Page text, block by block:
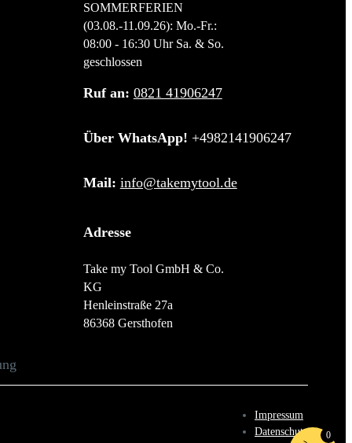
SOMMERFERIEN
(03.08.-11.09.26): Mo.-Fr.:
08:00 - 16:30 Uhr Sa. & So.
geschlossen
Ruf an: 0821 41906247
Über WhatsApp! +4982141906247
Mail: info@takemytool.de
Adresse
Take my Tool GmbH & Co.
KG
Henleinstraße 27a
86368 Gersthofen
Impressum
Datenschutz